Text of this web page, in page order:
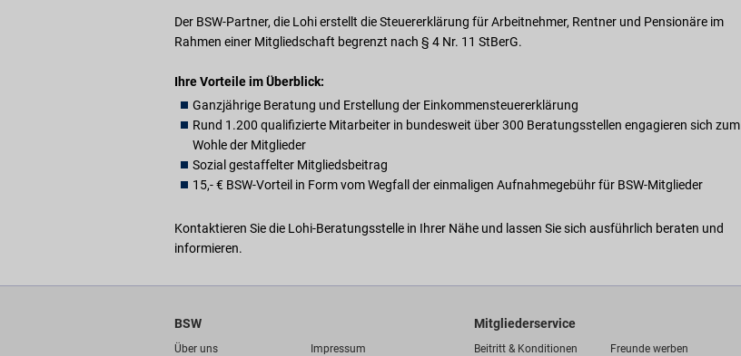
Der BSW-Partner, die Lohi erstellt die Steuererklärung für Arbeitnehmer, Rentner und Pensionäre im
Rahmen einer Mitgliedschaft begrenzt nach § 4 Nr. 11 StBerG.
Ihre Vorteile im Überblick:
Ganzjährige Beratung und Erstellung der Einkommensteuererklärung
Rund 1.200 qualifizierte Mitarbeiter in bundesweit über 300 Beratungsstellen engagieren sich zum
Wohle der Mitglieder
Sozial gestaffelter Mitgliedsbeitrag
15,- € BSW-Vorteil in Form vom Wegfall der einmaligen Aufnahmegebühr für BSW-Mitglieder
Kontaktieren Sie die Lohi-Beratungsstelle in Ihrer Nähe und lassen Sie sich ausführlich beraten und
informieren.
BSW
Über uns
Impressum
Mitgliederservice
Beitritt & Konditionen
Freunde werben